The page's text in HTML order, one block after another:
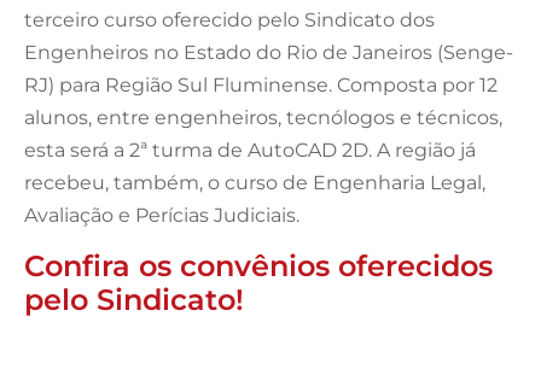
terceiro curso oferecido pelo Sindicato dos
Engenheiros no Estado do Rio de Janeiros (Senge-
RJ) para Região Sul Fluminense. Composta por 12
alunos, entre engenheiros, tecnólogos e técnicos,
esta será a 2ª turma de AutoCAD 2D. A região já
recebeu, também, o curso de Engenharia Legal,
Avaliação e Perícias Judiciais.
Confira os convênios oferecidos
pelo Sindicato!